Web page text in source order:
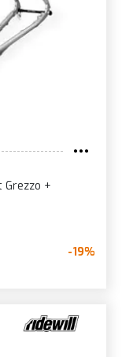
-19%